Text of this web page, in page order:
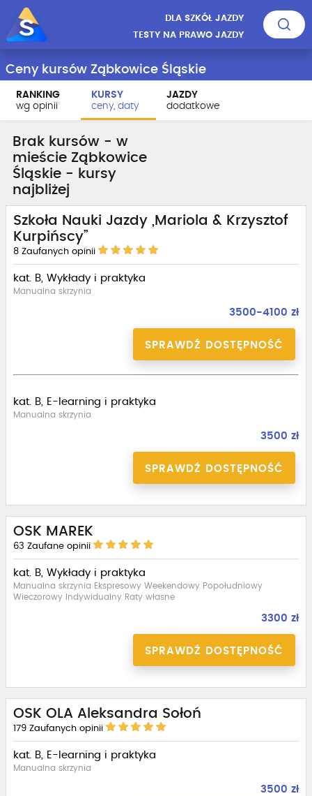
DLA SZKÓŁ JAZDY
TESTY NA PRAWO JAZDY
Ceny kursów Ząbkowice Śląskie
RANKING
wg opinii
KURSY
ceny, daty
JAZDY
dodatkowe
Brak kursów - w
mieście Ząbkowice
Śląskie - kursy
najbliżej
Szkoła Nauki Jazdy „Mariola & Krzysztof
Kurpińscy”
8 Zaufanych opinii
kat. B, Wykłady i praktyka
Manualna skrzynia
3500-4100 zł
SPRAWDŹ DOSTĘPNOŚĆ
kat. B, E-learning i praktyka
Manualna skrzynia
3500 zł
SPRAWDŹ DOSTĘPNOŚĆ
OSK MAREK
63 Zaufane opinii
kat. B, Wykłady i praktyka
Manualna skrzynia Ekspresowy Weekendowy Popołudniowy
Wieczorowy Indywidualny Raty własne
3300 zł
SPRAWDŹ DOSTĘPNOŚĆ
OSK OLA Aleksandra Sołoń
179 Zaufanych opinii
kat. B, E-learning i praktyka
Manualna skrzynia
3500 zł